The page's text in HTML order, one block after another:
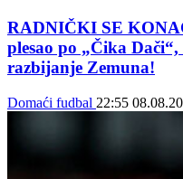
RADNIČKI SE
plesao po „Čika
razbijanje Zemuna!
Domaći fudbal 22:55